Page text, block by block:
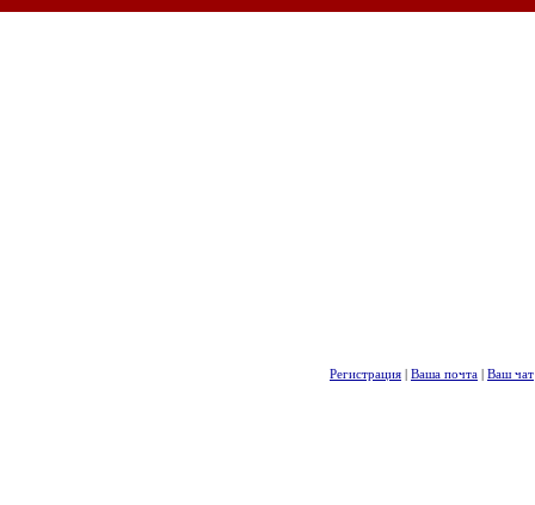
Регистрация | Ваша почта | Ваш чат